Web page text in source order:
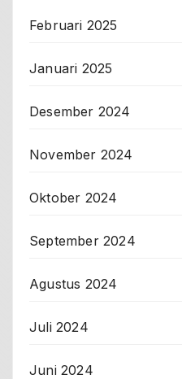
Februari 2025
Januari 2025
Desember 2024
November 2024
Oktober 2024
September 2024
Agustus 2024
Juli 2024
Juni 2024